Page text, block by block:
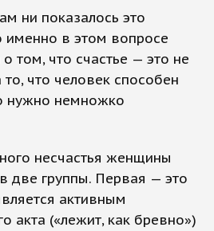
ни показалось это
именно в этом вопросе
том, что счастье — это не
что человек способен
нужно немножко
несчастья женщины
две группы. Первая — это
активным
акта («лежит, как бревно»)